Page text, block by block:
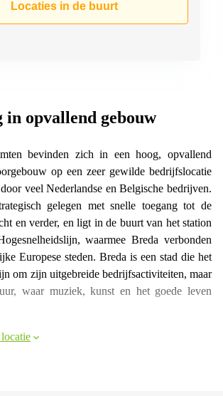
Locaties in de buurt
in opvallend gebouw
bevinden zich in een hoog, opvallend
op een zeer gewilde bedrijfslocatie
veel Nederlandse en Belgische bedrijven.
gelegen met snelle toegang tot de
en verder, en ligt in de buurt van het station
waarmee Breda verbonden
Europese steden. Breda is een stad die het
om zijn uitgebreide bedrijfsactiviteiten, maar
waar muziek, kunst en het goede leven